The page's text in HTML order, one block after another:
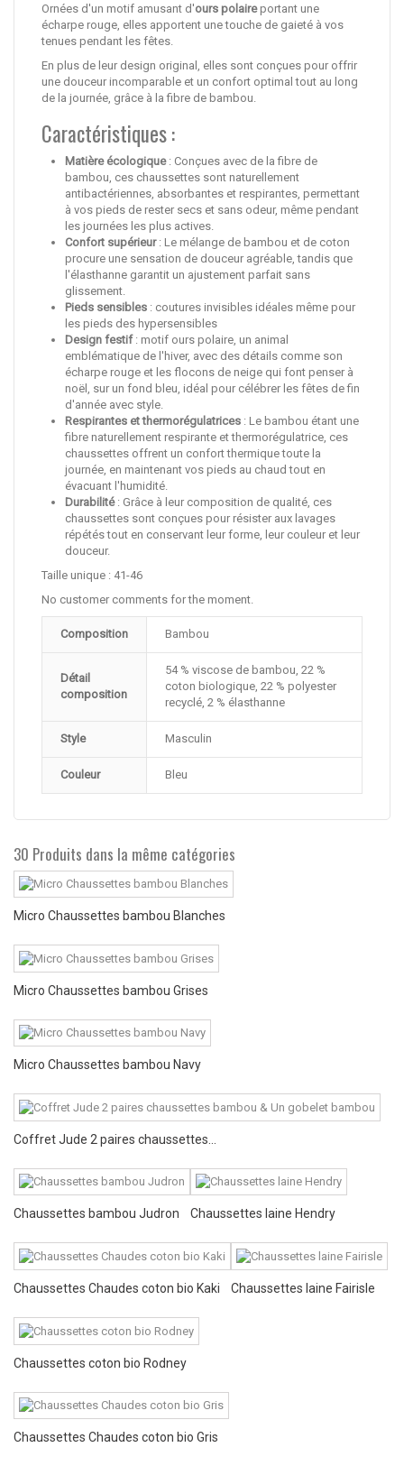
Ornées d'un motif amusant d'ours polaireportant une
écharpe rouge, elles apportent une touche de gaieté à vos
tenues pendant les fêtes.
En plus de leur design original, elles sont conçues pour offrir
une douceur incomparable et un confort optimal tout au long
de la journée, grâce à la fibre de bambou.
Caractéristiques :
Matière écologique: Conçues avec de la fibre de
bambou, ces chaussettes sont naturellement
antibactériennes, absorbantes et respirantes, permettant
à vos pieds de rester secs et sans odeur, même pendant
les journées les plus actives.
Confort supérieur: Le mélange de bambou et de coton
procure une sensation de douceur agréable, tandis que
l'élasthanne garantit un ajustement parfait sans
glissement.
Pieds sensibles : coutures invisibles idéales même pour
les pieds des hypersensibles
Design festif: motif ours polaire, un animal
emblématique de l'hiver, avec des détails comme son
écharpe rouge et les flocons de neige qui font penser à
noël, sur un fond bleu, idéal pour célébrer les fêtes de fin
d'année avec style.
Respirantes et thermorégulatrices : Le bambou étant une
fibre naturellement respirante et thermorégulatrice, ces
chaussettes offrent un confort thermique toute la
journée, en maintenant vos pieds au chaud tout en
évacuant l'humidité.
Durabilité: Grâce à leur composition de qualité, ces
chaussettes sont conçues pour résister aux lavages
répétés tout en conservant leur forme, leur couleur et leur
douceur.
Taille unique : 41-46
No customer comments for the moment.
Composition Bambou
Détail
composition
54 % viscose de bambou, 22 %
coton biologique, 22 % polyester
recyclé, 2 % élasthanne
Style Masculin
Couleur Bleu
30 Produits dans la même catégories
Micro Chaussettes bambou Blanches
Micro Chaussettes bambou Grises
Micro Chaussettes bambou Navy
Coffret Jude 2 paires chaussettes...
Chaussettes bambou Judron Chaussettes laine Hendry
Chaussettes Chaudes coton bio Kaki Chaussettes laine Fairisle
Chaussettes coton bio Rodney
Chaussettes Chaudes coton bio Gris